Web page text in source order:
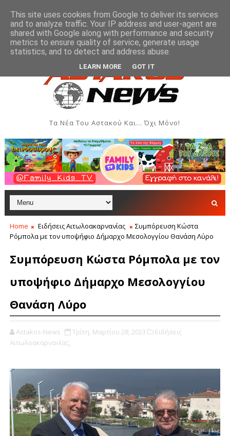
Δημιουργιών του Συλλόγου Γυναικών Αστακού ΠΟΛΙΤΙΣΜΌΣ
Τα Νέα Του Αστακού Και... Όχι Μόνο!
Home Ειδήσεις Αιτωλοακαρνανίας
Συμπόρευση Κώστα
Ρόμπολα με τον υποψήφιο Δήμαρχο Μεσολογγίου Θανάση Λύρο
Συμπόρευση Κώστα Ρόμπολα με τον
υποψήφιο Δήμαρχο Μεσολογγίου
Θανάση Λύρο
Astakos-News Τρίτη, Μαρτίου 28, 2023
Ειδήσεις
Αιτωλοακαρνανίας,
This site uses cookies from Google to deliver its services
and to analyze traffic. Your IP address and user-agent are
shared with Google along with performance and security
metrics to ensure quality of service, generate usage
statistics, and to detect and address abuse.
LEARN MORE GOT IT